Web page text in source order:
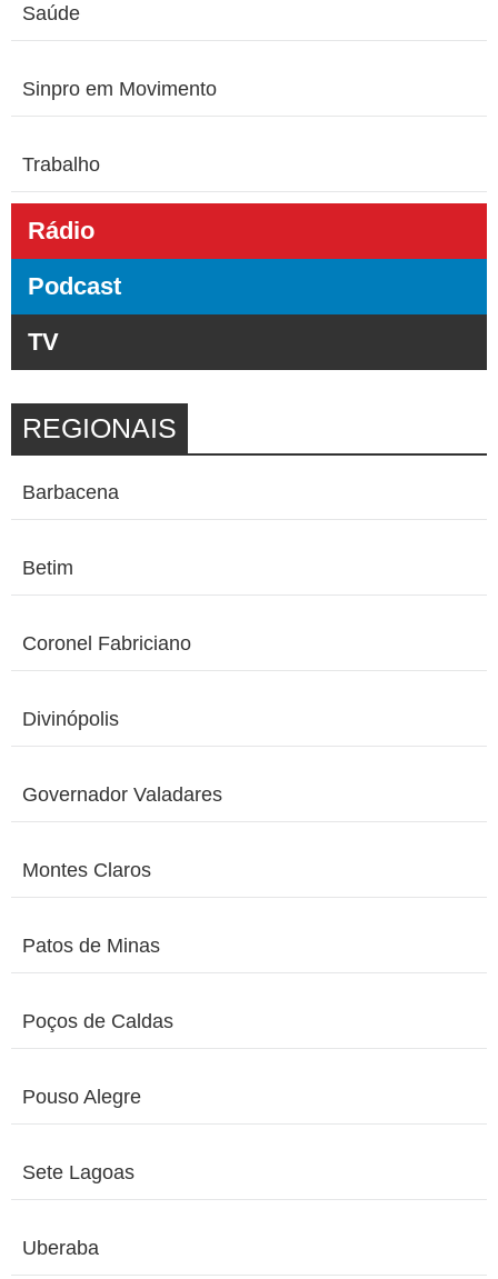
Saúde
Sinpro em Movimento
Trabalho
Rádio
Podcast
TV
REGIONAIS
Barbacena
Betim
Coronel Fabriciano
Divinópolis
Governador Valadares
Montes Claros
Patos de Minas
Poços de Caldas
Pouso Alegre
Sete Lagoas
Uberaba